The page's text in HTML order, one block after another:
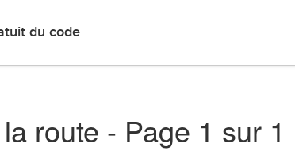
du code
Annuaire
route - Page 1 sur 1